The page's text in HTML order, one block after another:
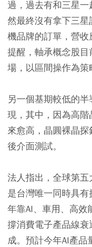
過，過去有和三星
然最終沒有拿下三
機品牌的訂單，營
提醒，軸承概念股
場，以區間操作為策
另一個基期較低的
現，其中，因為高
來愈高，晶圓裸晶
後介面測試。
法人指出，全球第五
是台灣唯一同時具
年靠AI、車用、高效
撐消費電子產品線
成。預計今年AI產